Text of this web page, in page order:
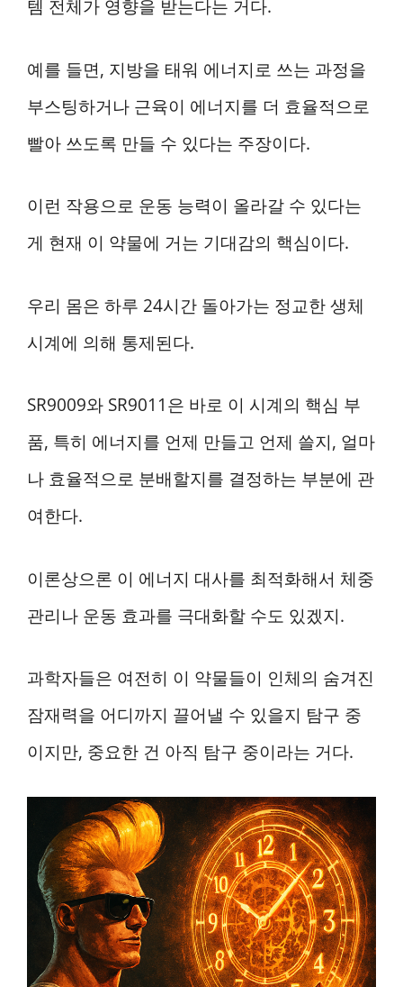
템 전체가 영향을 받는다는 거다.
예를 들면, 지방을 태워 에너지로 쓰는 과정을
부스팅하거나 근육이 에너지를 더 효율적으로
빨아 쓰도록 만들 수 있다는 주장이다.
이런 작용으로 운동 능력이 올라갈 수 있다는
게 현재 이 약물에 거는 기대감의 핵심이다.
우리 몸은 하루 24시간 돌아가는 정교한 생체
시계에 의해 통제된다.
SR9009와 SR9011은 바로 이 시계의 핵심 부
품, 특히 에너지를 언제 만들고 언제 쓸지, 얼마
나 효율적으로 분배할지를 결정하는 부분에 관
여한다.
이론상으론 이 에너지 대사를 최적화해서 체중
관리나 운동 효과를 극대화할 수도 있겠지.
과학자들은 여전히 이 약물들이 인체의 숨겨진
잠재력을 어디까지 끌어낼 수 있을지 탐구 중
이지만, 중요한 건 아직 탐구 중이라는 거다.